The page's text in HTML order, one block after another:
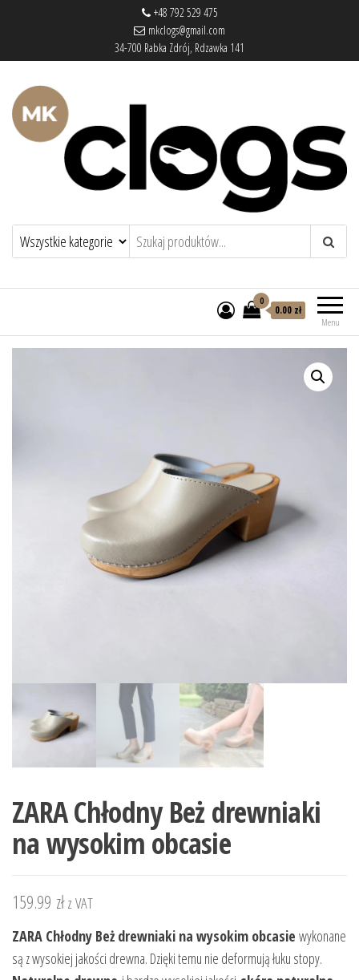
+48 792 529 475
mkclogs@gmail.com
34-700 Rabka Zdrój, Rdzawka 141
mkclogs – sklep obuwniczysklep obuwniczy – drewniaki, buty
medyczne, pantofle, klapki
Menu
0
0.00 zł
ZARA Chłodny Beż drewniaki
na wysokim obcasie
159.99 złz VAT
ZARA Chłodny Beż drewniaki na wysokim obcasie wykonane
są z wysokiej jakości drewna. Dzięki temu nie deformują łuku stopy.